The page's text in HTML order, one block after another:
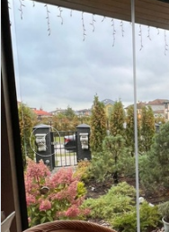
Предыдущий